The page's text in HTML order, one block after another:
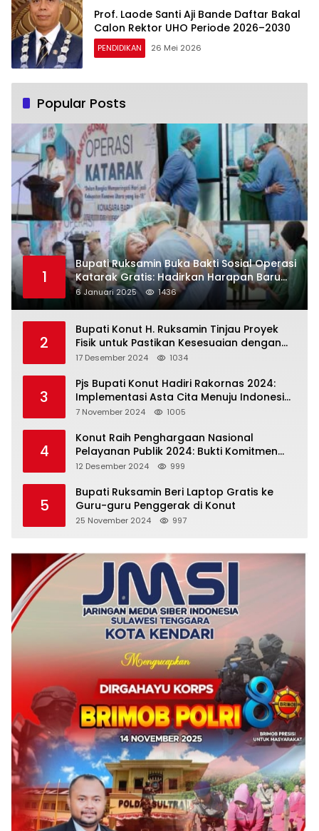
Prof. Laode Santi Aji Bande Daftar Bakal
Calon Rektor UHO Periode 2026–2030
PENDIDIKAN 26 Mei 2026
Popular Posts
1
Bupati Ruksamin Buka Bakti Sosial Operasi
Katarak Gratis: Hadirkan Harapan Baru
bagi Masyarakat Konut
6 Januari 2025 1436
2
Bupati Konut H. Ruksamin Tinjau Proyek
Fisik untuk Pastikan Kesesuaian dengan
Perencanaan
17 Desember 2024 1034
3
Pjs Bupati Konut Hadiri Rakornas 2024:
Implementasi Asta Cita Menuju Indonesia
Emas
7 November 2024 1005
4
Konut Raih Penghargaan Nasional
Pelayanan Publik 2024: Bukti Komitmen
Menuju Pelayanan Prima
12 Desember 2024 999
5
Bupati Ruksamin Beri Laptop Gratis ke
Guru-guru Penggerak di Konut
25 November 2024 997